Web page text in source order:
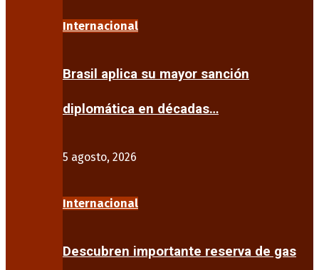
Internacional
Brasil aplica su mayor sanción
diplomática en décadas…
5 agosto, 2026
Internacional
Descubren importante reserva de gas